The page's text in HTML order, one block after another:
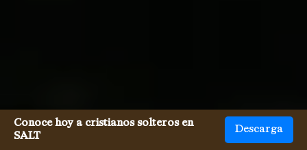
Conoce hoy a cristianos solteros en
SALT
Descarga